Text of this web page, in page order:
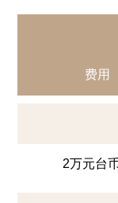
费用
2万元台